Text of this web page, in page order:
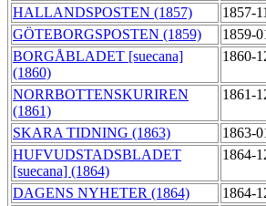
HALLANDSPOSTEN (1857)
1857-
GÖTEBORGSPOSTEN (1859)
1859-
BORGÅBLADET [suecana]
(1860)
1860-
NORRBOTTENSKURIREN
(1861)
1861-
SKARA TIDNING (1863)
1863-
HUFVUDSTADSBLADET
[suecana] (1864)
1864-
DAGENS NYHETER (1864)
1864-